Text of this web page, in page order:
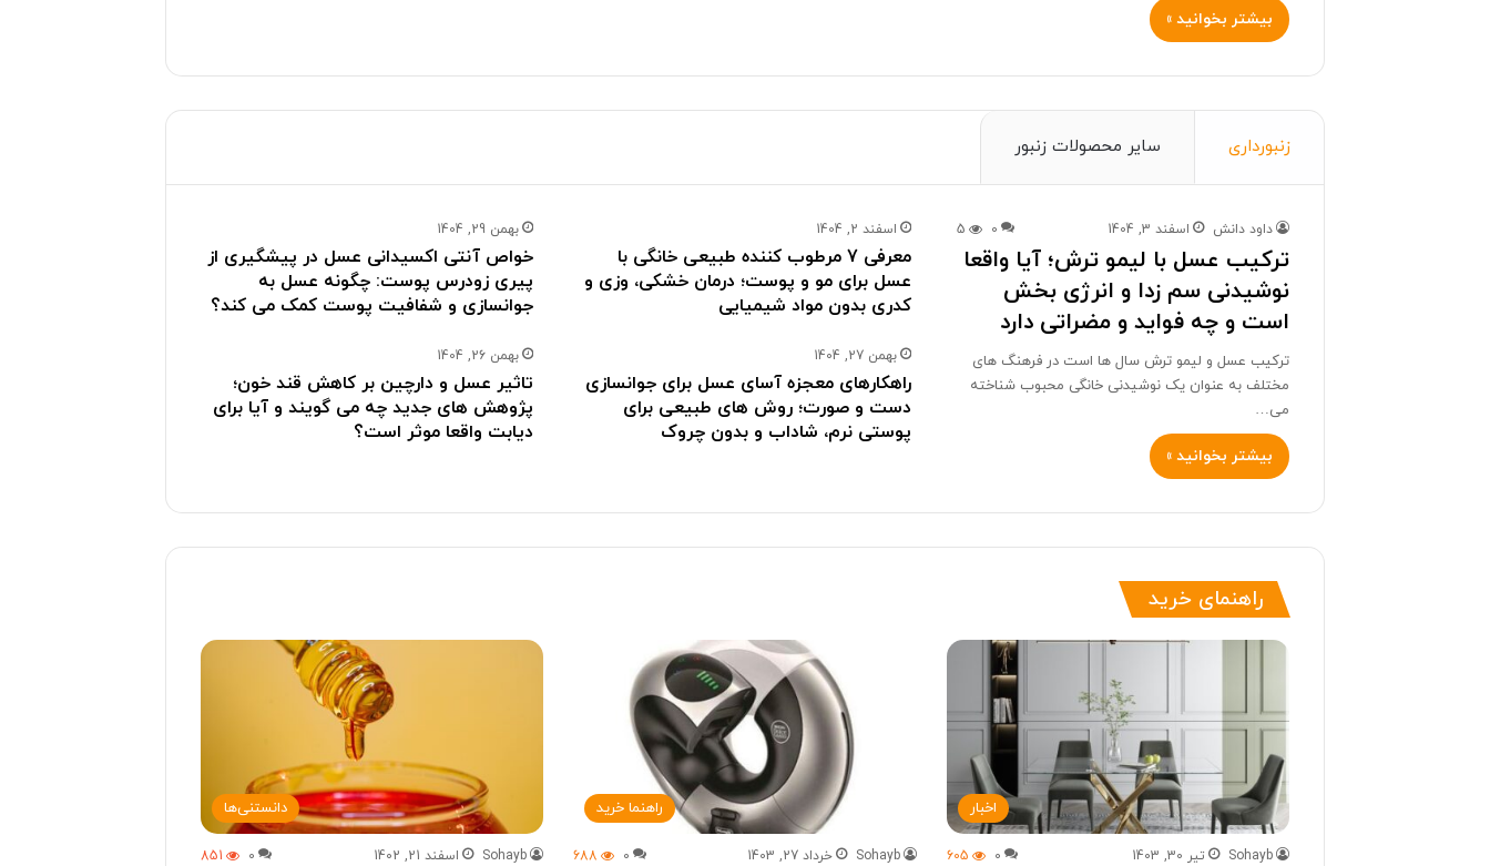
بیشتر بخوانید »
زنبورداری سایر محصولات زنبور
داود دانش اسفند 3, 1404 0
5
ترکیب عسل با لیمو ترش؛ آیا واقعا
نوشیدنی سم زدا و انرژی بخش
است و چه فواید و مضراتی دارد
ترکیب عسل و لیمو ترش سال ها است در فرهنگ های
مختلف به عنوان یک نوشیدنی خانگی محبوب شناخته
می…
بیشتر بخوانید »
اسفند 2, 1404
معرفی 7 مرطوب کننده طبیعی خانگی با
عسل برای مو و پوست؛ درمان خشکی، وزی و
کدری بدون مواد شیمیایی
بهمن 29, 1404
خواص آنتی اکسیدانی عسل در پیشگیری از
پیری زودرس پوست: چگونه عسل به
جوانسازی و شفافیت پوست کمک می کند؟
بهمن 27, 1404
راهکارهای معجزه آسای عسل برای جوانسازی
دست و صورت؛ روش های طبیعی برای
پوستی نرم، شاداب و بدون چروک
بهمن 26, 1404
تاثیر عسل و دارچین بر کاهش قند خون؛
پژوهش های جدید چه می گویند و آیا برای
دیابت واقعا موثر است؟
راهنمای خرید
اخبار
Sohayb تیر 30, 1403 0
605
راهنما خرید
Sohayb خرداد 27, 1403 0
688
دانستنی‌ها
Sohayb اسفند 21, 1402 0
851